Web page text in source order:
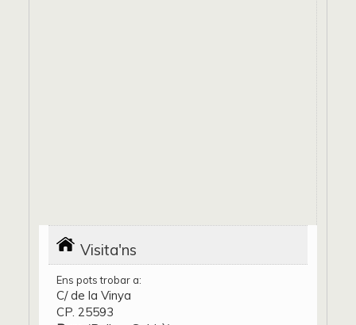
Visita'ns
Ens pots trobar a:
C/ de la Vinya
CP. 25593